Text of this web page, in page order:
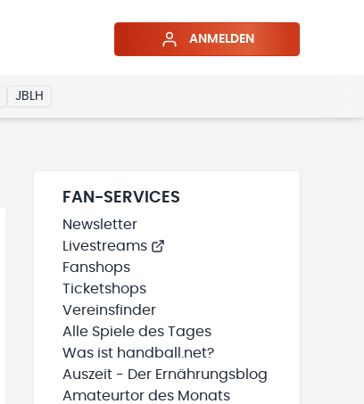
ANMELDEN
JBLH
FAN-SERVICES
Newsletter
Livestreams
Fanshops
Ticketshops
Vereinsfinder
Alle Spiele des Tages
Was ist handball.net?
Auszeit - Der Ernährungsblog
Amateurtor des Monats